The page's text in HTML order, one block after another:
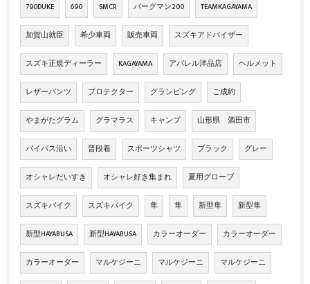
790DUKE 690 SMCR バーグマン200 TEAMKAGAYAMA
加賀山就臣 希少車両 販売車両 スズキアドバイザー
スズキ正規ディーラー KAGAYAMA アパレル洋品店 ヘルメット
レザーパンツ プロテクター グランピング ご成約
やまがたグラム グラマラス キャンプ 山形県 酒田市
バイパス沿い 普段着 スポーツシャツ ブラック グレー
オシャレだいすき オシャレ好き集まれ 夏用グローブ
スズキバイク スズキバイク 隼 隼 新型隼 新型隼
新型HAYABUSA 新型HAYABUSA カラーオーダー カラーオーダー
カラーオーダー マルケジーニ マルケジーニ マルケジーニ